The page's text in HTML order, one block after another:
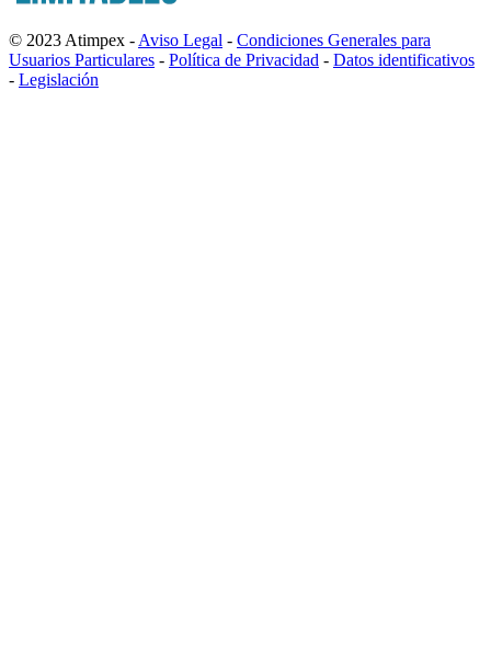
© 2023 Atimpex - Aviso Legal - Condiciones Generales para
Usuarios Particulares - Política de Privacidad - Datos identificativos
- Legislación